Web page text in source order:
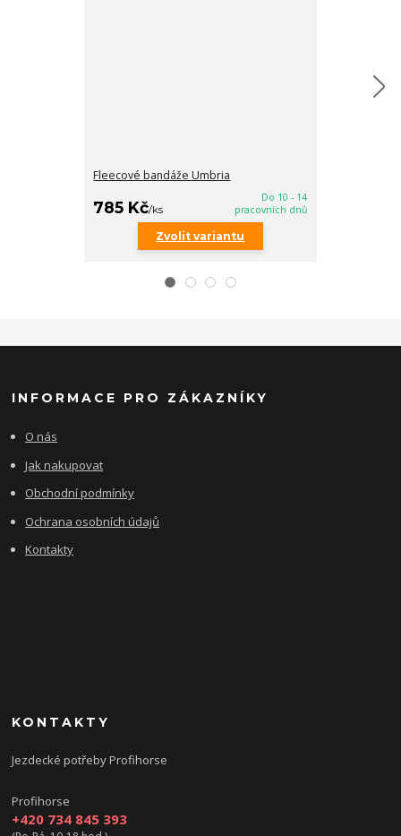
Fleecové bandáže Umbria
785 Kč/ks
Do 10 - 14
pracovních dnů
Zvolit variantu
INFORMACE PRO ZÁKAZNÍKY
O nás
Jak nakupovat
Obchodní podmínky
Ochrana osobních údajů
Kontakty
KONTAKTY
Jezdecké potřeby Profihorse
Profihorse
+420 734 845 393